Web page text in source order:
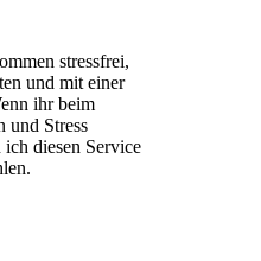
stressfrei,
und mit einer
ihr beim
und Stress
diesen Service